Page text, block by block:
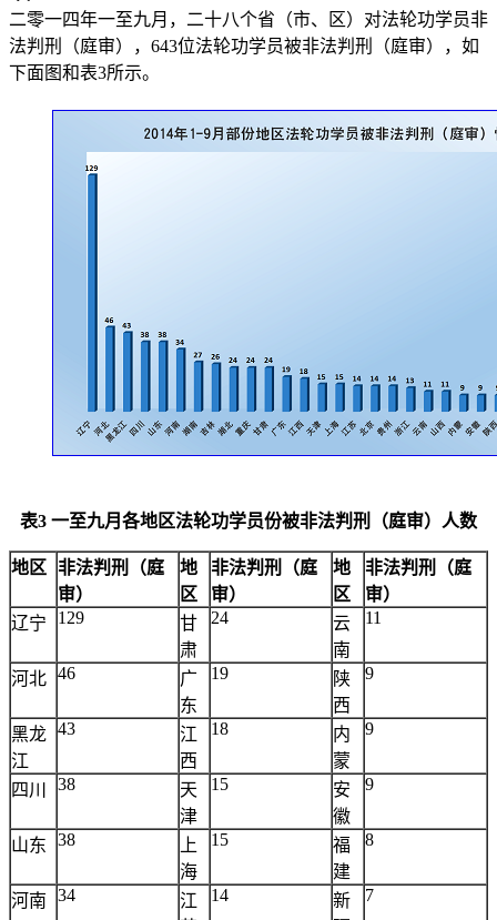
二零一四年一至九月，二十八个省（市、区）对法轮功学员非
法判刑（庭审），643位法轮功学员被非法判刑（庭审），如
下面图和表3所示。
表3 一至九月各地区法轮功学员份被非法判刑（庭审）人数
地区
非法判刑（庭
审）
地
区
非法判刑（庭
审）
地
区
非法判刑（庭
审）
辽宁
129
甘
肃
24
云
南
11
河北 46
广
东
19
陕
西
9
黑龙
江
43
江
西
18
内
蒙
9
四川 38
天
津
15
安
徽
9
山东 38
上
海
15
福
建
8
河南 34
江
14
新
7